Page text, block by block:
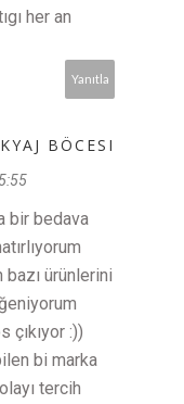
her an
Yanıtla
BÖCESI
bir bedava
bazı ürünlerini
çıkıyor :))
bi marka
tercih